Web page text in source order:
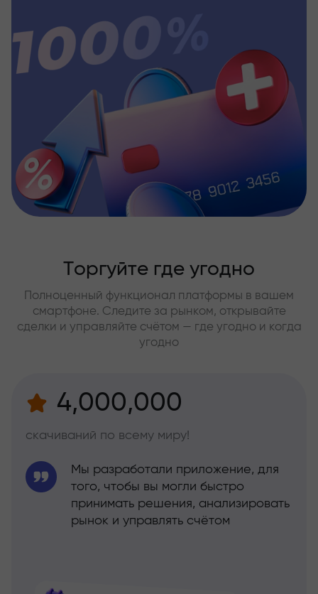
Торгуйте где угодно
Полноценный функционал платформы в вашем
смартфоне. Следите за рынком, открывайте
сделки и управляйте счётом — где угодно и когда
угодно
4,000,000
скачиваний по всему миру!
Мы разработали приложение, для
того, чтобы вы могли быстро
принимать решения, анализировать
рынок и управлять счётом